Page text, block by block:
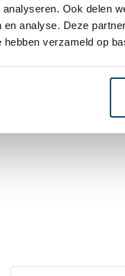
Ook delen
en analyse. Deze
verzameld op
7.5